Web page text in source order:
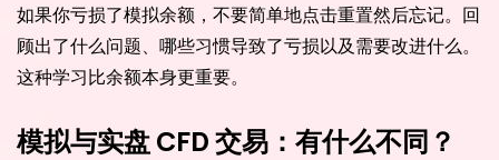
如果你亏损了模拟余额，不要简单地点击重置然后忘记。回
顾出了什么问题、哪些习惯导致了亏损以及需要改进什么。
这种学习比余额本身更重要。
模拟与实盘 CFD 交易：有什么不同？